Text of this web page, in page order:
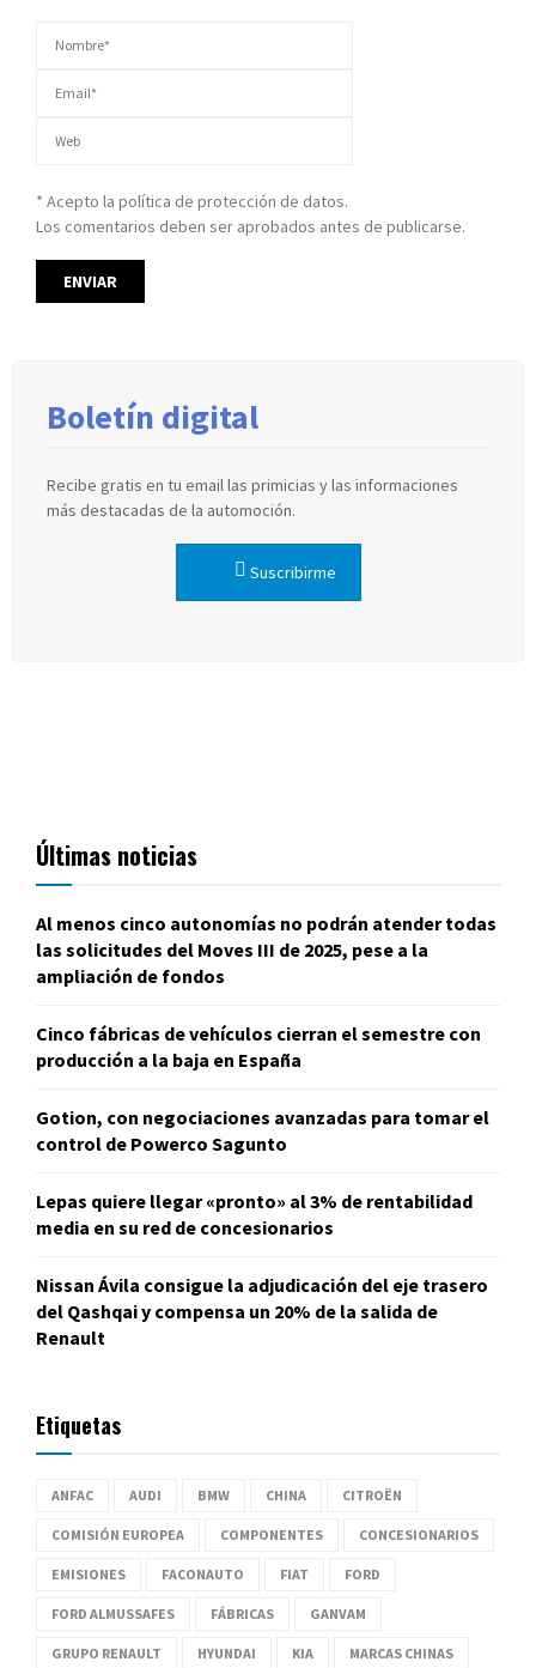
* Acepto la política de protección de datos.
Los comentarios deben ser aprobados antes de publicarse.
Boletín digital
Recibe gratis en tu email las primicias y las informaciones
más destacadas de la automoción.
Suscribirme
Últimas noticias
Al menos cinco autonomías no podrán atender todas
las solicitudes del Moves III de 2025, pese a la
ampliación de fondos
Cinco fábricas de vehículos cierran el semestre con
producción a la baja en España
Gotion, con negociaciones avanzadas para tomar el
control de Powerco Sagunto
Lepas quiere llegar «pronto» al 3% de rentabilidad
media en su red de concesionarios
Nissan Ávila consigue la adjudicación del eje trasero
del Qashqai y compensa un 20% de la salida de
Renault
Etiquetas
ANFAC AUDI BMW CHINA CITROËN
COMISIÓN EUROPEA COMPONENTES CONCESIONARIOS
EMISIONES FACONAUTO FIAT FORD
FORD ALMUSSAFES FÁBRICAS GANVAM
GRUPO RENAULT HYUNDAI KIA MARCAS CHINAS